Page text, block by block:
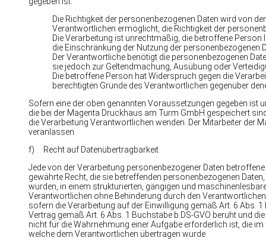
Die Richtigkeit der personenbezogenen Daten wird von
Verantwortlichen ermöglicht, die Richtigkeit der
Die Verarbeitung ist unrechtmäßig, die betroffene
die Einschränkung der Nutzung der personenbezogenen
Der Verantwortliche benötigt die personenbezogenen
sie jedoch zur Geltendmachung, Ausübung oder
Die betroffene Person hat Widerspruch gegen die
berechtigten Gründe des Verantwortlichen gegenüber
Sofern eine der oben genannten Voraussetzungen gegeben ist
die bei der Magenta Druckhaus am Turm GmbH gespeichert
die Verarbeitung Verantwortlichen wenden. Der Mitarbeiter der
veranlassen.
f) Recht auf Datenübertragbarkeit
Jede von der Verarbeitung personenbezogener Daten
gewährte Recht, die sie betreffenden personenbezogenen
wurden, in einem strukturierten, gängigen und
Verantwortlichen ohne Behinderung durch den
sofern die Verarbeitung auf der Einwilligung gemäß Art. 6 Abs.
Vertrag gemäß Art. 6 Abs. 1 Buchstabe b DS-GVO beruht und
nicht für die Wahrnehmung einer Aufgabe erforderlich ist, die
welche dem Verantwortlichen übertragen wurde.